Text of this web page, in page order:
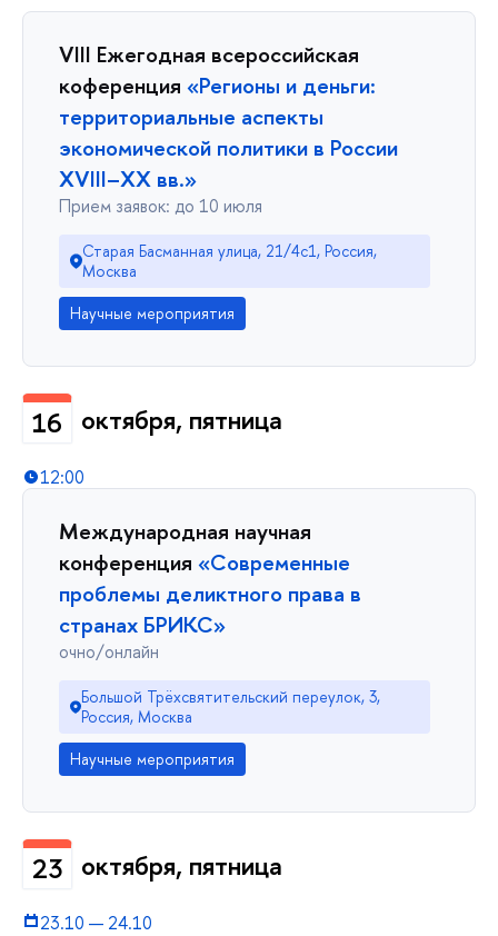
VIII Ежегодная всероссийская
коференция «Регионы и деньги:
территориальные аспекты
экономической политики в России
XVIII–XX вв.»
Прием заявок: до 10 июля
Старая Басманная улица, 21/4с1, Россия,
Москва
Научные мероприятия
16 октября, пятница
12:00
Международная научная
конференция «Современные
проблемы деликтного права в
странах БРИКС»
очно/онлайн
Большой Трёхсвятительский переулок, 3,
Россия, Москва
Научные мероприятия
23 октября, пятница
23.10 — 24.10